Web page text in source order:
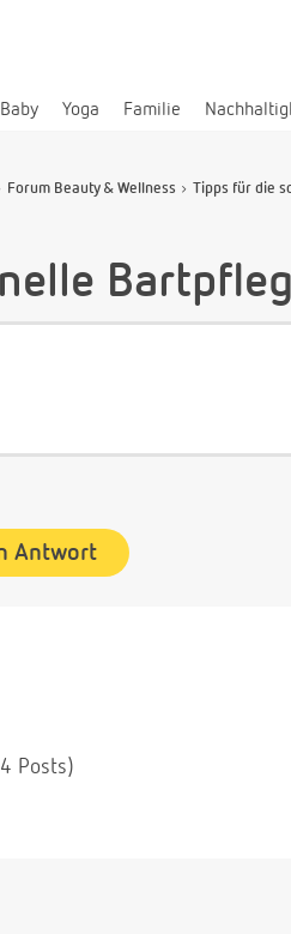
Baby Yoga Familie
Forum Beauty & Wellness Tipps für die
Antwort
Posts)